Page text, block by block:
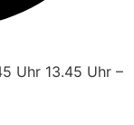
Uhr 13.45 Uhr –